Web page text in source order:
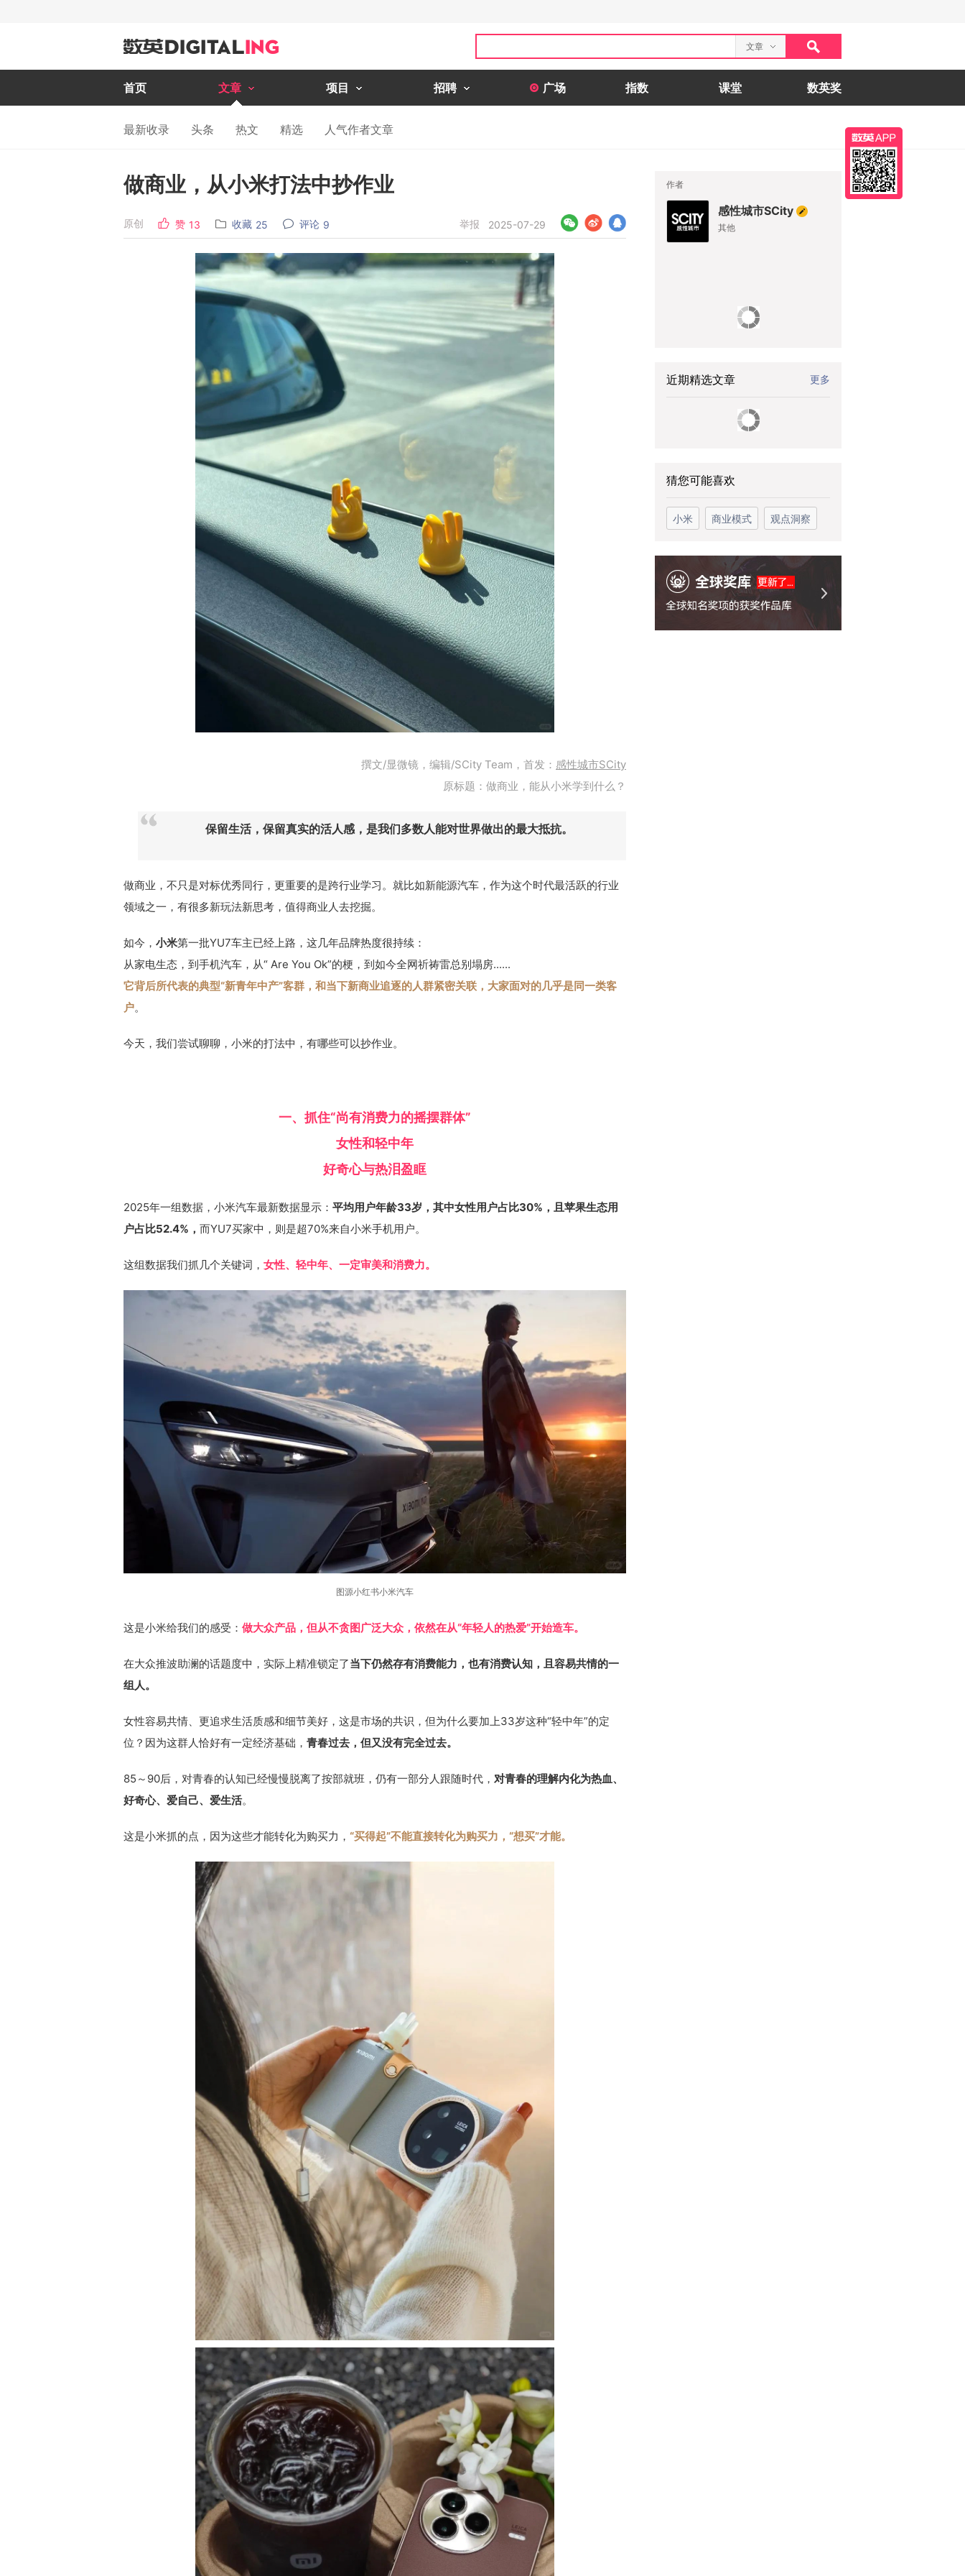
文章
首页 文章 项目 招聘 广场 指数 课堂 数英奖
最新收录 头条 热文 精选 人气作者文章
做商业，从小米打法中抄作业
原创 赞 13 收藏 25 评论 9 举报 2025-07-29
撰文/显微镜，编辑/SCity Team，首发： 感性城市SCity
原标题：做商业，能从小米学到什么？
保留生活，保留真实的活人感，是我们多数人能对世界做出的最大抵抗。
做商业，不只是对标优秀同行，更重要的是跨行业学习。就比如新能源汽车，作为这个时代最活跃的行业
领域之一，有很多新玩法新思考，值得商业人去挖掘。
如今， 小米第一批YU7车主已经上路，这几年品牌热度很持续：
从家电生态，到手机汽车，从“ Are You Ok”的梗，到如今全网祈祷雷总别塌房......
它背后所代表的典型“新青年中产”客群，和当下新商业追逐的人群紧密关联，大家面对的几乎是同一类客
户。
今天，我们尝试聊聊，小米的打法中，有哪些可以抄作业。
一、抓住“尚有消费力的摇摆群体”
女性和轻中年
好奇心与热泪盈眶
2025年一组数据，小米汽车最新数据显示： 平均用户年龄33岁，其中女性用户占比30%，且苹果生态用
户占比52.4%， 而YU7买家中，则是超70%来自小米手机用户。
这组数据我们抓几个关键词， 女性、轻中年、一定审美和消费力。
图源小红书小米汽车
这是小米给我们的感受： 做大众产品，但从不贪图广泛大众，依然在从“年轻人的热爱”开始造车。
在大众推波助澜的话题度中，实际上精准锁定了当下仍然存有消费能力，也有消费认知，且容易共情的一
组人。
女性容易共情、更追求生活质感和细节美好，这是市场的共识，但为什么要加上33岁这种“轻中年”的定
位？因为这群人恰好有一定经济基础， 青春过去，但又没有完全过去。
85～90后，对青春的认知已经慢慢脱离了按部就班，仍有一部分人跟随时代， 对青春的理解内化为热血、
好奇心、爱自己、爱生活。
这是小米抓的点，因为这些才能转化为购买力， “买得起”不能直接转化为购买力，“想买”才能。
作者
感性城市SCity
其他
近期精选文章 更多
猜您可能喜欢
小米 商业模式 观点洞察